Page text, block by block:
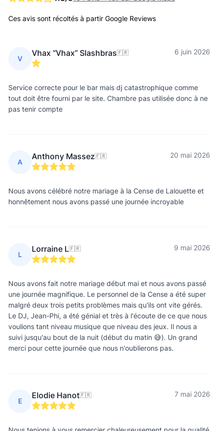
Ces avis sont récoltés à partir Google Reviews
V
Vhax “Vhax” Slashbras🇫🇷 6 juin 2026
Service correcte pour le bar mais dj catastrophique comme
tout doit être fourni par le site. Chambre pas utilisée donc à ne
pas tenir compte
A
Anthony Massez🇫🇷 20 mai 2026
Nous avons célébré notre mariage à la Cense de Lalouette et
honnêtement nous avons passé une journée incroyable
L
Lorraine L🇫🇷 9 mai 2026
Nous avons fait notre mariage début mai et nous avons passé
une journée magnifique. Le personnel de la Cense a été super
malgré deux trois petits problèmes mais qu'ils ont vite gérés.
Le DJ, Jean-Phi, a été génial et très à l'écoute de ce que nous
voulions tant niveau musique que niveau des jeux. Il nous a
suivi jusqu'au bout de la nuit (début du matin 😅). Un grand
merci pour cette journée que nous n'oublierons pas.
E
Elodie Hanot🇫🇷 7 mai 2026